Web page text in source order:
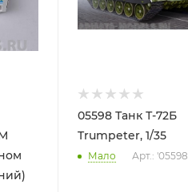
05598 Танк Т-72Б
Trumpeter, 1/35
Мало Арт.: '05598